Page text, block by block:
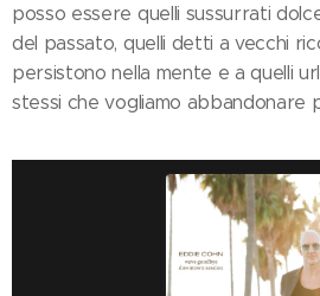
posso essere quelli sussurrati
del passato, quelli detti a vecchi
persistono nella mente e a quelli
stessi che vogliamo abbandonare